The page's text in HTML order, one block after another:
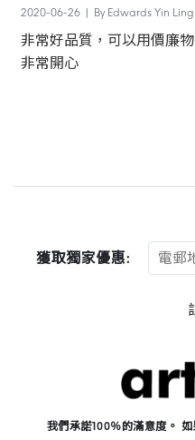
2020-06-26 | By Edwards Yin Ling
非常好品質，可以用價廉
非常開心
獲取獨家優惠:
我們承諾100％的滿意度。